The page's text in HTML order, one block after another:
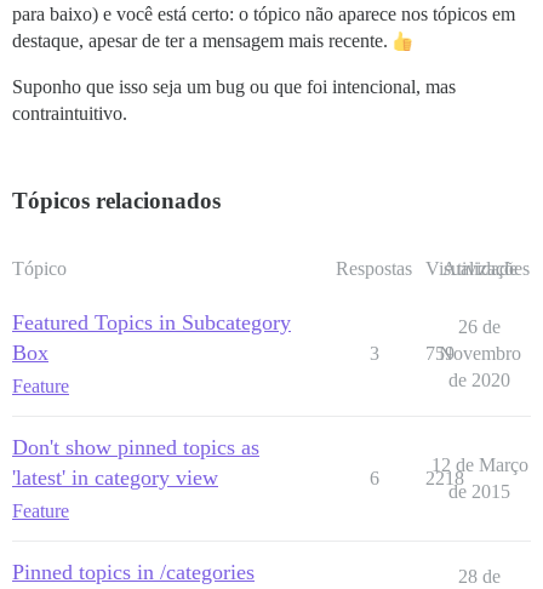
para baixo) e você está certo: o tópico não aparece nos tópicos em
destaque, apesar de ter a mensagem mais recente.
Suponho que isso seja um bug ou que foi intencional, mas
contraintuitivo.
Tópicos relacionados
Tópico Respostas Visualizações
Atividade
Featured Topics in Subcategory
Box
Feature
3 759
26 de
Novembro
de 2020
Don't show pinned topics as
'latest' in category view
Feature
6 2218
12 de Março
de 2015
Pinned topics in /categories
28 de